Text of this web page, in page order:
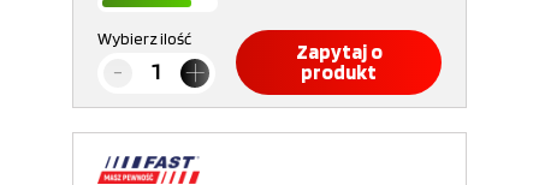
Wybierz ilość
Zapytaj o
produkt